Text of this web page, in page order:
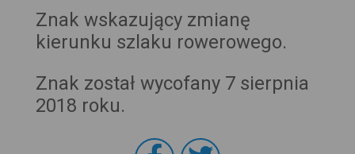
Znak wskazujący zmianę
kierunku szlaku rowerowego.
Znak został wycofany 7 sierpnia
2018 roku.